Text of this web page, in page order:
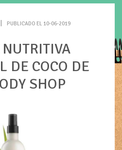
PUBLICADO EL 10-06-2019
DE COCO DE
SHOP